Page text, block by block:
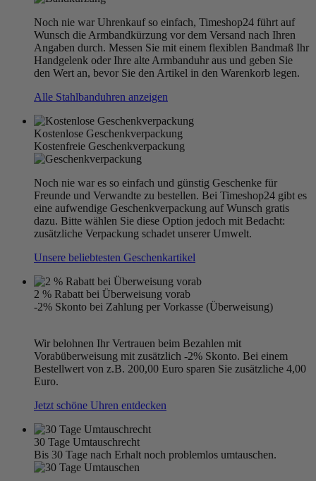
Noch nie war Uhrenkauf so einfach, Timeshop24 führt auf
Wunsch die Armbandkürzung vor dem Versand nach Ihren
Angaben durch. Messen Sie mit einem flexiblen Bandmaß Ihr
Handgelenk oder Ihre alte Armbanduhr aus und geben Sie
den Wert an, bevor Sie den Artikel in den Warenkorb legen.
Alle Stahlbanduhren anzeigen
Kostenlose Geschenkverpackung
Kostenfreie Geschenkverpackung
Noch nie war es so einfach und günstig Geschenke für
Freunde und Verwandte zu bestellen. Bei Timeshop24 gibt es
eine aufwendige Geschenkverpackung auf Wunsch gratis
dazu. Bitte wählen Sie diese Option jedoch mit Bedacht:
zusätzliche Verpackung schadet unserer Umwelt.
Unsere beliebtesten Geschenkartikel
2 % Rabatt bei Überweisung vorab
-2% Skonto bei Zahlung per Vorkasse (Überweisung)
Wir belohnen Ihr Vertrauen beim Bezahlen mit
Vorabüberweisung mit zusätzlich -2% Skonto. Bei einem
Bestellwert von z.B. 200,00 Euro sparen Sie zusätzliche 4,00
Euro.
Jetzt schöne Uhren entdecken
30 Tage Umtauschrecht
Bis 30 Tage nach Erhalt noch problemlos umtauschen.